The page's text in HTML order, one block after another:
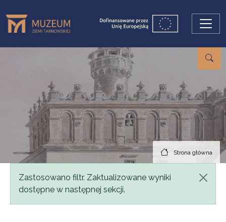
Strona główna
Komunikat
Zastosowano filtr. Zaktualizowane wyniki
dostępne w następnej sekcji.